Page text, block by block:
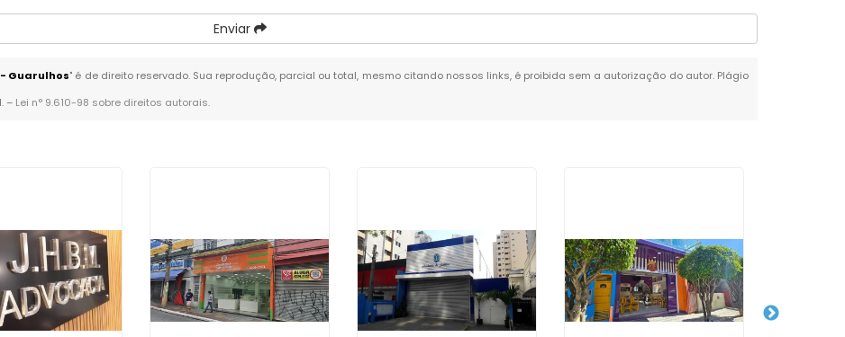
Enviar
Guarulhos" é de direito reservado. Sua reprodução, parcial ou total, mesmo citando nossos links, é proibida sem a autorização do autor. Plágio
– Lei n° 9.610-98 sobre direitos autorais.